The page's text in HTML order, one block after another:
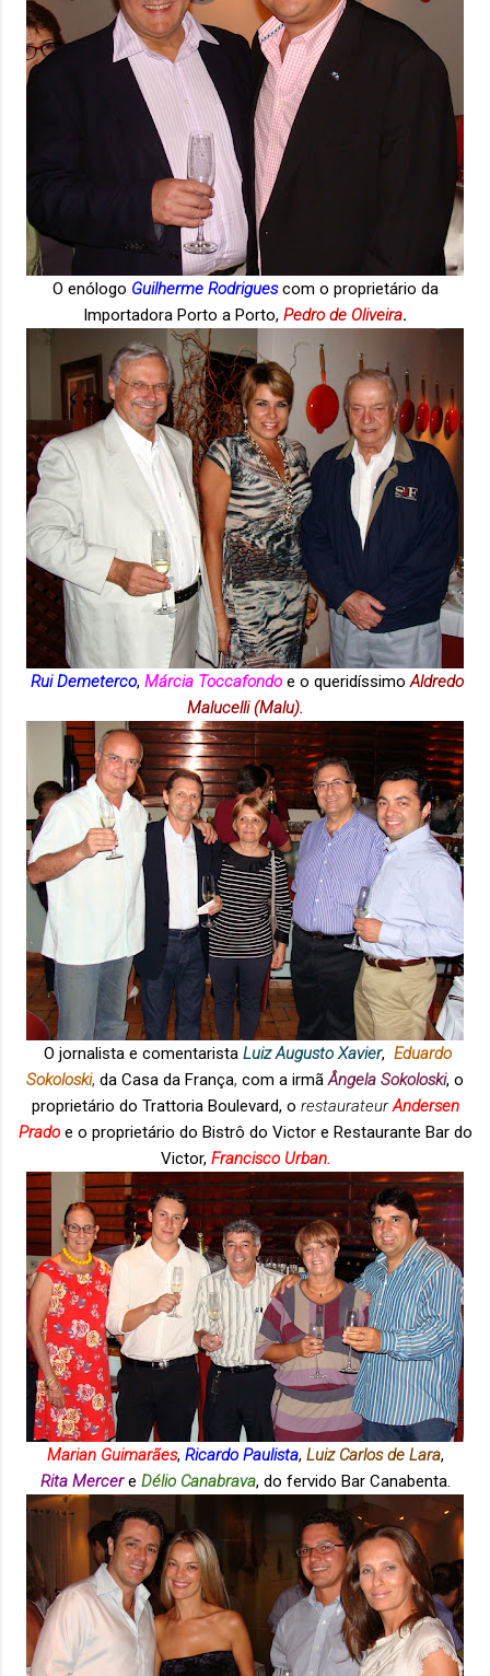
O enólogo Guilherme Rodriguescom o proprietário da
Importadora Porto a Porto, Pedro de Oliveira.
Rui Demeterco, Márcia Toccafondo e o queridíssimo Aldredo
Malucelli(Malu).
O jornalista e comentaristaLuiz Augusto Xavier, Eduardo
Sokoloski, da Casa da França, com a irmã Ângela Sokoloski, o
proprietário do Trattoria Boulevard, o restaurateur Andersen
Pradoe o proprietário do Bistrô do Victor e Restaurante Bar do
Victor,Francisco Urban.
Marian Guimarães, Ricardo Paulista, Luiz Carlos de Lara,
Rita Mercere Délio Canabrava, do fervido Bar Canabenta.